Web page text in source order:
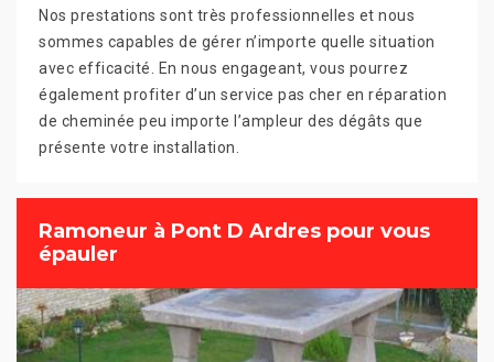
Nos prestations sont très professionnelles et nous
sommes capables de gérer n’importe quelle situation
avec efficacité. En nous engageant, vous pourrez
également profiter d’un service pas cher en réparation
de cheminée peu importe l’ampleur des dégâts que
présente votre installation.
Ramoneur à Pont D Ardres pour vous
épauler